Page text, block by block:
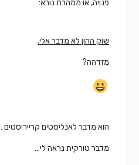
פנויה, או ממהרת נורא:
שוק ההון לא מדבר אלי.
מזדהה?
הוא מדבר לאנליסטים קרייריסטים …
מדבר טורקית נראה לי…